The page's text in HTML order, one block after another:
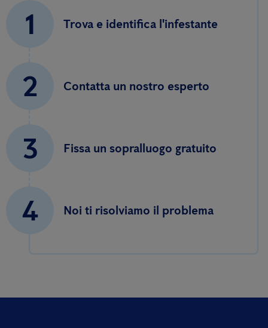
1 Trova e identifica l'infestante
2 Contatta un nostro esperto
3 Fissa un sopralluogo gratuito
4 Noi ti risolviamo il problema